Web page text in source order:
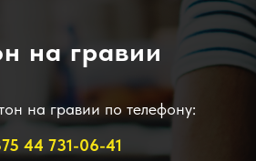
на гравии
на гравии по телефону:
44 731-06-41